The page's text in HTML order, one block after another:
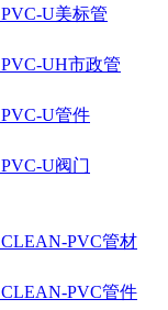
PVC-U美标管
PVC-UH市政管
PVC-U管件
PVC-U阀门
CLEAN-PVC管材
CLEAN-PVC管件